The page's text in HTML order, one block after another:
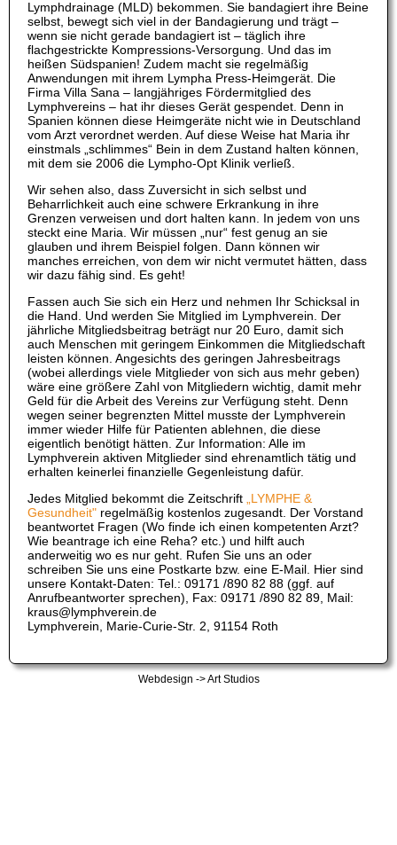
Lymphdrainage (MLD) bekommen. Sie bandagiert ihre Beine
selbst, bewegt sich viel in der Bandagierung und trägt –
wenn sie nicht gerade bandagiert ist – täglich ihre
flachgestrickte Kompressions-Versorgung. Und das im
heißen Südspanien! Zudem macht sie regelmäßig
Anwendungen mit ihrem Lympha Press-Heimgerät. Die
Firma Villa Sana – langjähriges Fördermitglied des
Lymphvereins – hat ihr dieses Gerät gespendet. Denn in
Spanien können diese Heimgeräte nicht wie in Deutschland
vom Arzt verordnet werden. Auf diese Weise hat Maria ihr
einstmals „schlimmes“ Bein in dem Zustand halten können,
mit dem sie 2006 die Lympho-Opt Klinik verließ.
Wir sehen also, dass Zuversicht in sich selbst und
Beharrlichkeit auch eine schwere Erkrankung in ihre
Grenzen verweisen und dort halten kann. In jedem von uns
steckt eine Maria. Wir müssen „nur“ fest genug an sie
glauben und ihrem Beispiel folgen. Dann können wir
manches erreichen, von dem wir nicht vermutet hätten, dass
wir dazu fähig sind. Es geht!
Fassen auch Sie sich ein Herz und nehmen Ihr Schicksal in
die Hand. Und werden Sie Mitglied im Lymphverein. Der
jährliche Mitgliedsbeitrag beträgt nur 20 Euro, damit sich
auch Menschen mit geringem Einkommen die Mitgliedschaft
leisten können. Angesichts des geringen Jahresbeitrags
(wobei allerdings viele Mitglieder von sich aus mehr geben)
wäre eine größere Zahl von Mitgliedern wichtig, damit mehr
Geld für die Arbeit des Vereins zur Verfügung steht. Denn
wegen seiner begrenzten Mittel musste der Lymphverein
immer wieder Hilfe für Patienten ablehnen, die diese
eigentlich benötigt hätten. Zur Information: Alle im
Lymphverein aktiven Mitglieder sind ehrenamtlich tätig und
erhalten keinerlei finanzielle Gegenleistung dafür.
Jedes Mitglied bekommt die Zeitschrift „LYMPHE &
Gesundheit" regelmäßig kostenlos zugesandt. Der Vorstand
beantwortet Fragen (Wo finde ich einen kompetenten Arzt?
Wie beantrage ich eine Reha? etc.) und hilft auch
anderweitig wo es nur geht. Rufen Sie uns an oder
schreiben Sie uns eine Postkarte bzw. eine E-Mail. Hier sind
unsere Kontakt-Daten: Tel.: 09171 /890 82 88 (ggf. auf
Anrufbeantworter sprechen), Fax: 09171 /890 82 89, Mail:
kraus@lymphverein.de
Lymphverein, Marie-Curie-Str. 2, 91154 Roth
Webdesign -> Art Studios